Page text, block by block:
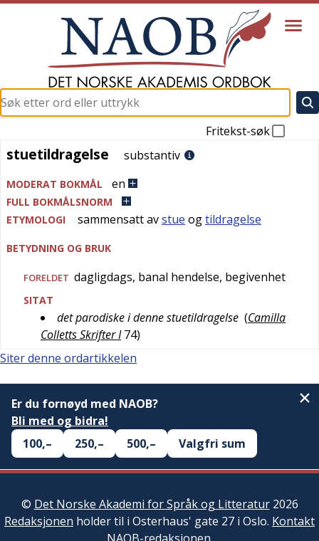
Fritekst-søk
stuetildragelse
stuetildragelse substantiv
MODERAT BOKMÅL en
FULL BOKMÅLSNORM
ETYMOLOGI
sammensatt avstue ogtildragelse
BETYDNING OG BRUK
FORELDET dagligdags, banal hendelse, begivenhet
SITAT
det parodiske i denne stuetildragelse (Camilla
Colletts Skrifter I 74)
Siter denne ordartikkelen
Er du fornøyd med NAOB?
Bli med og bidra!
100,–
250,– 500,– Valgfri sum
© Det Norske Akademi for Språk og Litteratur2026
Redaksjonen holder til i Osterhaus' gate 27 i Oslo. Kontakt